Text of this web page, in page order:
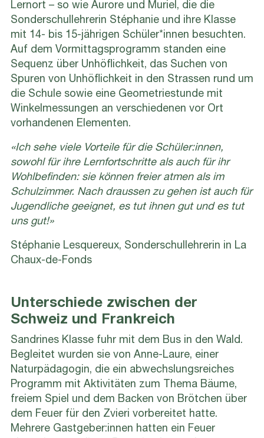
Lernort – so wie Aurore und Muriel, die die
Sonderschullehrerin Stéphanie und ihre Klasse
mit 14- bis 15-jährigen Schüler*innen besuchten.
Auf dem Vormittagsprogramm standen eine
Sequenz über Unhöflichkeit, das Suchen von
Spuren von Unhöflichkeit in den Strassen rund um
die Schule sowie eine Geometriestunde mit
Winkelmessungen an verschiedenen vor Ort
vorhandenen Elementen.
«Ich sehe viele Vorteile für die Schüler:innen,
sowohl für ihre Lernfortschritte als auch für ihr
Wohlbefinden: sie können freier atmen als im
Schulzimmer. Nach draussen zu gehen ist auch für
Jugendliche geeignet, es tut ihnen gut und es tut
uns gut!»
Stéphanie Lesquereux, Sonderschullehrerin in La
Chaux-de-Fonds
Unterschiede zwischen der
Schweiz und Frankreich
Sandrines Klasse fuhr mit dem Bus in den Wald.
Begleitet wurden sie von Anne-Laure, einer
Naturpädagogin, die ein abwechslungsreiches
Programm mit Aktivitäten zum Thema Bäume,
freiem Spiel und dem Backen von Brötchen über
dem Feuer für den Zvieri vorbereitet hatte.
Mehrere Gastgeber:innen hatten ein Feuer